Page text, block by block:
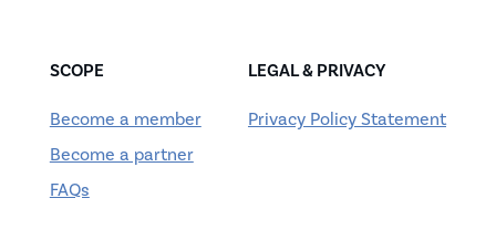
SCOPE
Become a member
Become a partner
FAQs
LEGAL & PRIVACY
Privacy Policy Statement